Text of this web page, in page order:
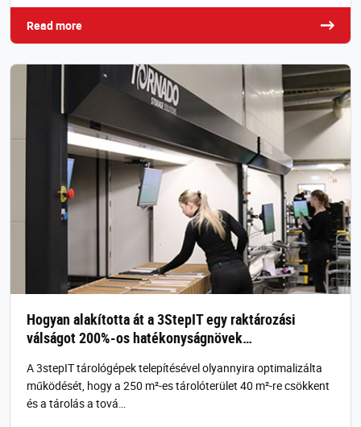
Read more
Hogyan alakította át a 3StepIT egy raktározási
válságot 200%-os hatékonyságnövek…
A 3stepIT tárológépek telepítésével olyannyira optimalizálta
működését, hogy a 250 m²-es tárolóterület 40 m²-re csökkent
és a tárolás a tová…